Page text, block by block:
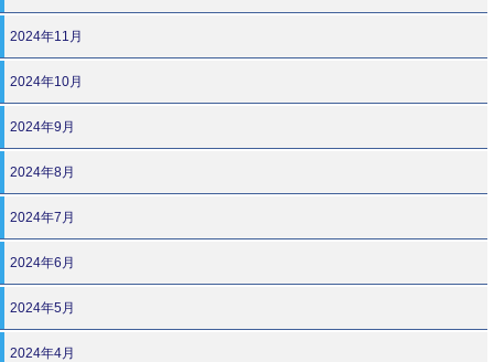
2024年11月
2024年10月
2024年9月
2024年8月
2024年7月
2024年6月
2024年5月
2024年4月